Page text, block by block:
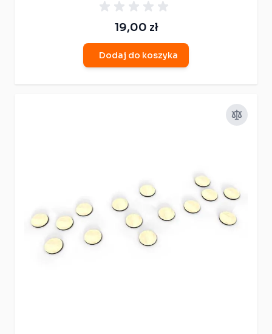
19,00 zł
Dodaj do koszyka